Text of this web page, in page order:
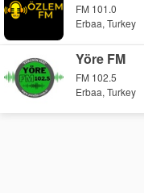
FM 101.0
Erbaa, Turkey
Yöre FM
FM 102.5
Erbaa, Turkey